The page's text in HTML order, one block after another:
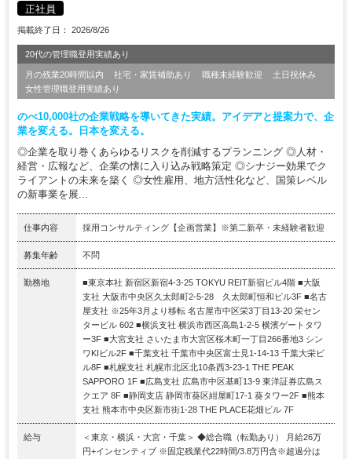
正社員
掲載終了日： 2026/8/26
20代の管理職登用実績あり
月の残業20時間以内 社宅・家賃補助あり 職種未経験歓迎
土日祝休み
女性管理職登用実績あり
のべ10,000社の企業戦略を導いてきた実績。アイデアと提案力で、企
業を変える。日本を変える。
◎企業を取り巻くあらゆるリスクを削減するプランニング ◎人材・
経営・広報など、企業の懐に入り込み戦略策定 ◎シナジー効果でク
ライアントの未来を築く ◎女性雇用、地方活性化など、国策レベル
の新事業を展...
仕事内容 採用コンサルティング【企画営業】※第二新卒・未経験者歓迎
募集年齢 不問
勤務地
■東京本社 新宿区新宿4-3-25 TOKYU REIT新宿ビル4階 ■大阪
支社 大阪市中央区久太郎町2-5-28 久太郎町恒和ビル3F ■名古
屋支社 ※25年3月より移転 名古屋市中区栄3丁目13-20 栄セン
タービル 602 ■横浜支社 横浜市西区高島1-2-5 横濱ゲートタワ
ー3F ■大宮支社 さいたま市大宮区桜木町一丁目266番地3 シン
ワKIビル2F ■千葉支社 千葉市中央区富士見1-14-13 千葉大栄ビ
ル8F ■札幌支社 札幌市北区北10条西3-23-1 THE PEAK
SAPPORO 1F ■広島支社 広島市中区基町13-9 東洋証券広島ス
クエア 8F ■静岡支店 静岡市葵区紺屋町17-1 葵タワー2F ■熊本
支社 熊本市中央区新市街1-28 THE PLACE花畑ビル 7F
給与
＜東京・横浜・大宮・千葉＞ ◆総合職（転勤あり） 月給26万
円+インセンティブ ※固定残業代22時間/3.8万円含※超過分は